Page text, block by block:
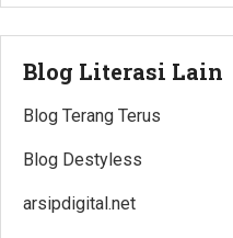
Blog Literasi Lain
Blog Terang Terus
Blog Destyless
arsipdigital.net